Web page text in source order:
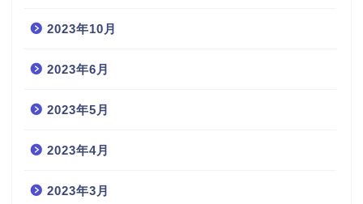
2023年10月
2023年6月
2023年5月
2023年4月
2023年3月